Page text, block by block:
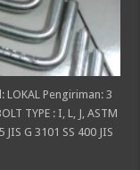
LOKAL Pengiriman: 3
TYPE : I, L, J, ASTM
JIS G 3101 SS 400 JIS